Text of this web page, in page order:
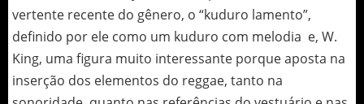
vertente recente do gênero, o “kuduro lamento”,
definido por ele como um kuduro com melodia e, W.
King, uma figura muito interessante porque aposta na
inserção dos elementos do reggae, tanto na